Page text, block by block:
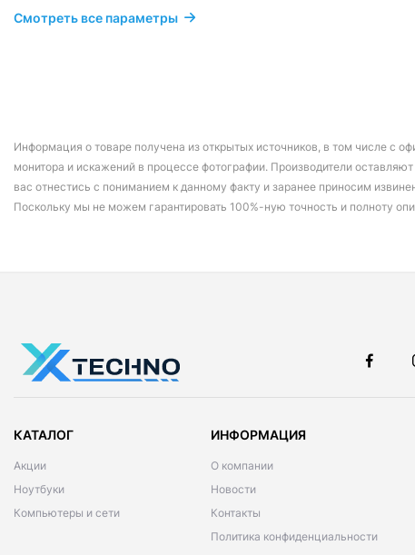
Смотреть все параметры
Информация о товаре получена из открытых источников, в том числе с
монитора и искажений в процессе фотографии. Производители
вас отнестись с пониманием к данному факту и заранее приносим
Поскольку мы не можем гарантировать 100%-ную точность и полноту
КАТАЛОГ
Акции
Ноутбуки
Компьютеры и сети
ИНФОРМАЦИЯ
О компании
Новости
Контакты
Политика конфиденциальности